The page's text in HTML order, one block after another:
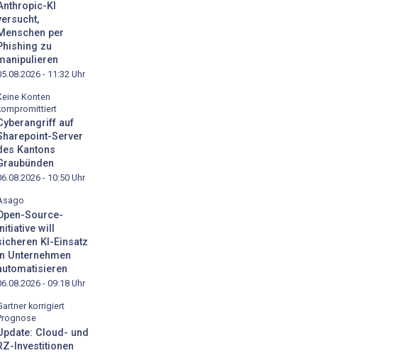
KI
per
zu
- 11:32 Uhr
Konten
auf
Server
Kantons
- 10:50 Uhr
Source-
Initiative will
KI-Einsatz
Unternehmen
- 09:18 Uhr
korrigiert
Cloud- und
Investitionen